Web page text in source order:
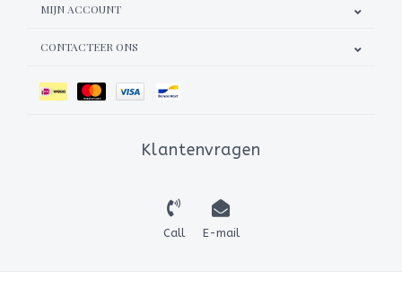
MIJN ACCOUNT
CONTACTEER ONS
Klantenvragen
Call E-mail